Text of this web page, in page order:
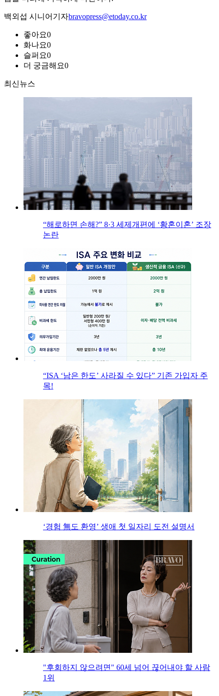
백외섭 시니어기자bravopress@etoday.co.kr
좋아요0
화나요0
슬퍼요0
더 궁금해요0
최신뉴스
“해로하면 손해?” 8·3 세제개편에 ‘황혼이혼’ 조장
논란
“ISA ‘남은 한도’ 사라질 수 있다” 기존 가입자 주
목!
‘경험 無도 환영’ 생애 첫 일자리 도전 설명서
"후회하지 않으려면" 60세 넘어 끊어내야 할 사람
1위